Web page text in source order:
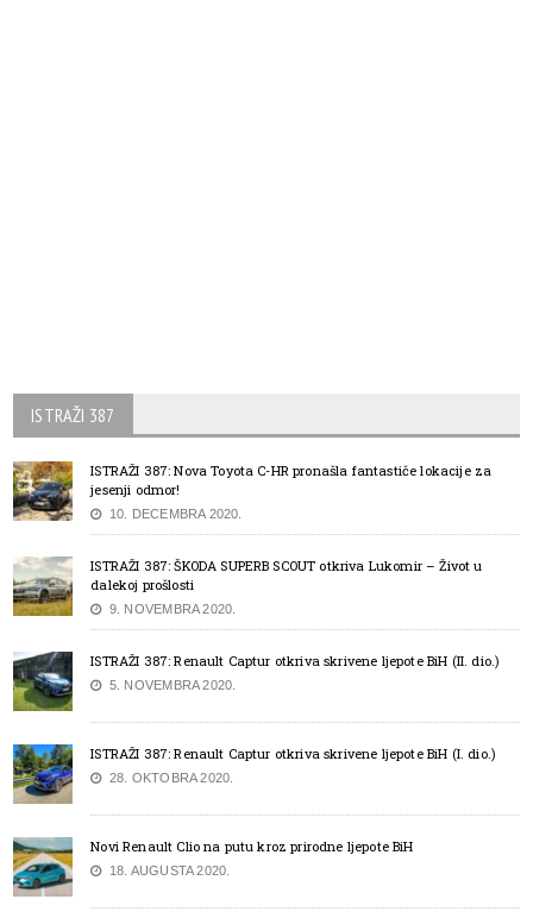
ISTRAŽI 387
ISTRAŽI 387: Nova Toyota C-HR pronašla fantastiče lokacije za
jesenji odmor!
10. DECEMBRA 2020.
ISTRAŽI 387: ŠKODA SUPERB SCOUT otkriva Lukomir – Život u
dalekoj prošlosti
9. NOVEMBRA 2020.
ISTRAŽI 387: Renault Captur otkriva skrivene ljepote BiH (II. dio.)
5. NOVEMBRA 2020.
ISTRAŽI 387: Renault Captur otkriva skrivene ljepote BiH (I. dio.)
28. OKTOBRA 2020.
Novi Renault Clio na putu kroz prirodne ljepote BiH
18. AUGUSTA 2020.